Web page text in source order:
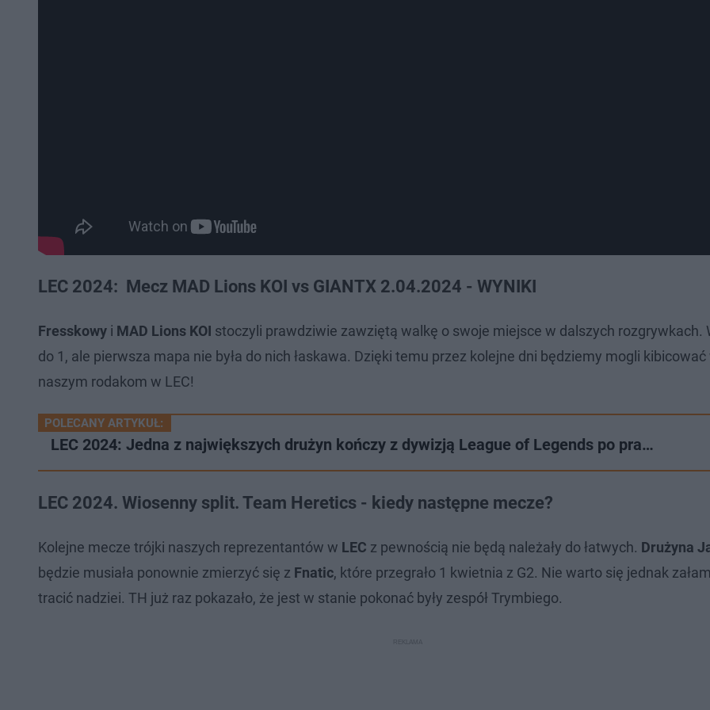
LEC 2024: Mecz MAD Lions KOI vs GIANTX 2.04.2024 - WYNIKI
Fresskowy i MAD Lions KOI stoczyli prawdziwie zawziętą walkę o swoje miejsce w dalszych rozgrywkach.
do 1, ale pierwsza mapa nie była do nich łaskawa. Dzięki temu przez kolejne dni będziemy mogli
naszym rodakom w LEC!
POLECANY ARTYKUŁ:
LEC 2024: Jedna z największych drużyn kończy z dywizją League of Legends po pra…
LEC 2024. Wiosenny split. Team Heretics - kiedy następne mecze?
Kolejne mecze trójki naszych reprezentantów w LEC z pewnością nie będą należały do łatwych. Drużyna
będzie musiała ponownie zmierzyć się z Fnatic, które przegrało 1 kwietnia z G2. Nie warto się jednak
tracić nadziei. TH już raz pokazało, że jest w stanie pokonać były zespół Trymbiego.